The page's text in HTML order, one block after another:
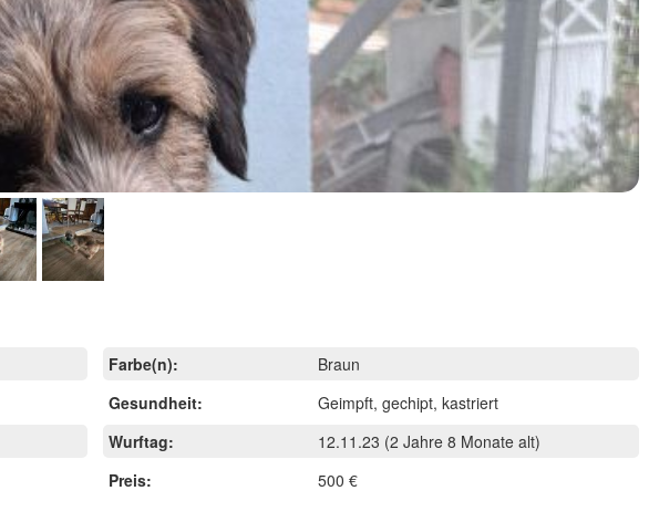
Farbe(n):
Braun
Gesundheit:
Geimpft, gechipt, kastriert
Wurftag:
12.11.23 (2 Jahre 8 Monate alt)
Preis:
500 €